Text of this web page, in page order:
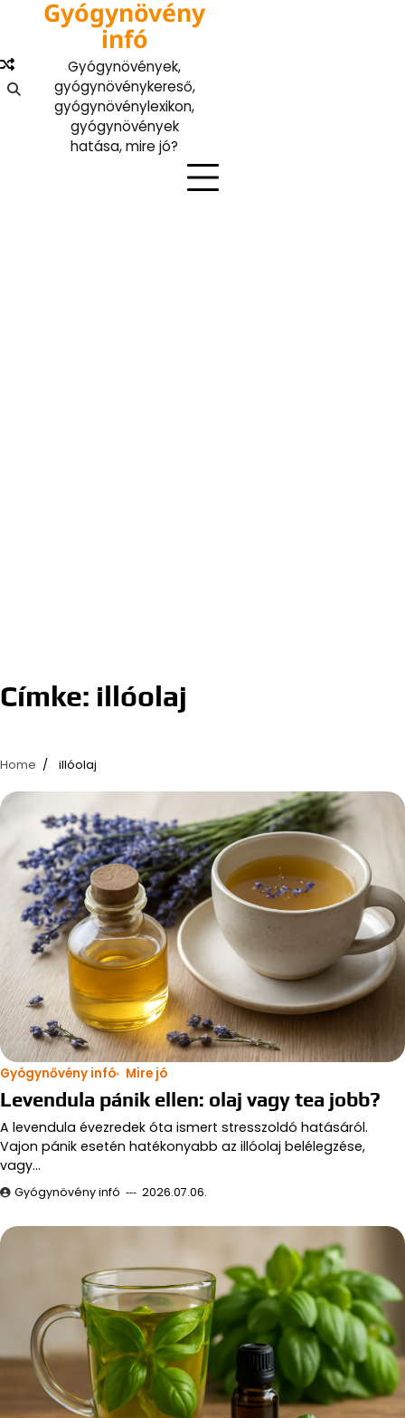
content
Gyógynövény
infó
Gyógynövények,
gyógynövénykereső,
gyógynövénylexikon,
gyógynövények
hatása, mire jó?
Címke: illóolaj
Home illóolaj
Gyógynővény infó Mire jó
Levendula pánik ellen: olaj vagy tea jobb?
A levendula évezredek óta ismert stresszoldó hatásáról.
Vajon pánik esetén hatékonyabb az illóolaj belélegzése,
vagy…
Gyógynövény infó 2026.07.06.